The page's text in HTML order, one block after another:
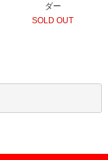
ダー
SOLD OUT